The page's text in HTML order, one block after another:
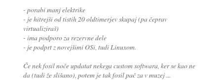
- porabi manj elektrike
- je hitrejši od tistih 20 oldtimerjev skupaj (pa čeprav
virtualiziraš)
- ima podporo za rezervne dele
- je podprt z novejšimi OSi, tudi Linuxom.
Če nek fosil noče updatat nekega custom softwara, ker se kao ne
da (tudi že slišano), potem je tak fosil pač za v muzej ...